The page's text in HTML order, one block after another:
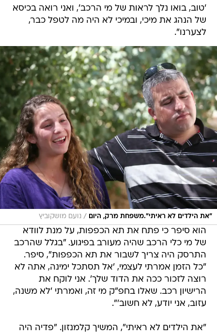
'טוב, בואו נלך לראות של מי הרכב', ואני רואה בכיסא
של הנהג את מיכי, ובמיכי לא היה מה לטפל כבר,
לצערנו".
"את הילדים לא ראיתי".משפחת מרק, היום / נועם מושקוביץ
הוא סיפר כי פתח את תא הכפפות, על מנת לוודא
של מי כלי הרכב שהיה מעורב בפיגוע. "בגלל שהרכב
התרסק היה צריך לשבור את תא הכפפות", סיפר.
"כל הזמן אמרתי לעצמי, 'אל תסתכל ימינה, אתה לא
רוצה לזכור ככה את הדוד שלך'. אני לוקח את
הרישיון רכב. שאלו בחפ"ק מי זה, ואמרתי 'לא משנה,
עזוב, אני יודע, לא חשוב'".
"את הילדים לא ראיתי", המשיך קלמנזון. "פדיה היה